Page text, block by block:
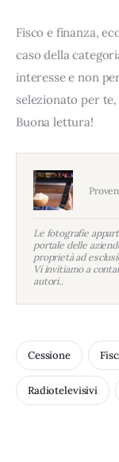
Fisco e finanza,
caso della
interesse e non
selezionato per te,
Buona lettura!
Le fotografie
portale delle
proprietà ad
Vi invitiamo a
autori..
Cessione
Radiotelevisivi